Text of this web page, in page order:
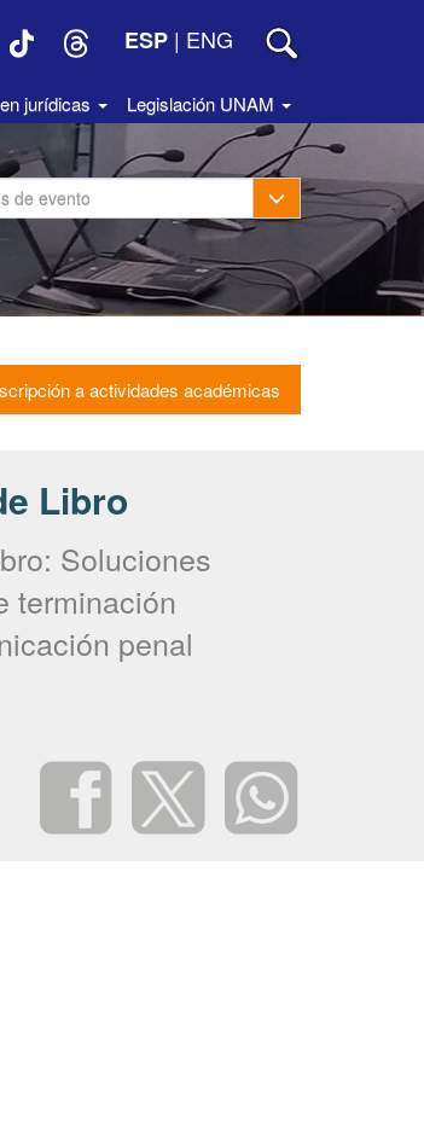
ESP | ENG
jurídicas Legislación UNAM
de evento Toggle Dropdown
a actividades académicas
Libro
Soluciones
terminación
penal